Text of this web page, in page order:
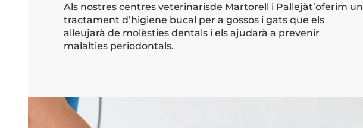
Als nostres centres veterinarisde Martorell i Pallejàt’oferim un
tractament d’higiene bucal per a gossos i gats que els
alleujarà de molèsties dentals i els ajudarà a prevenir
malalties periodontals.